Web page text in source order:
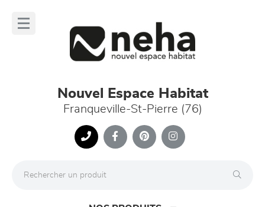
Nouvel Espace Habitat
Franqueville-St-Pierre (76)